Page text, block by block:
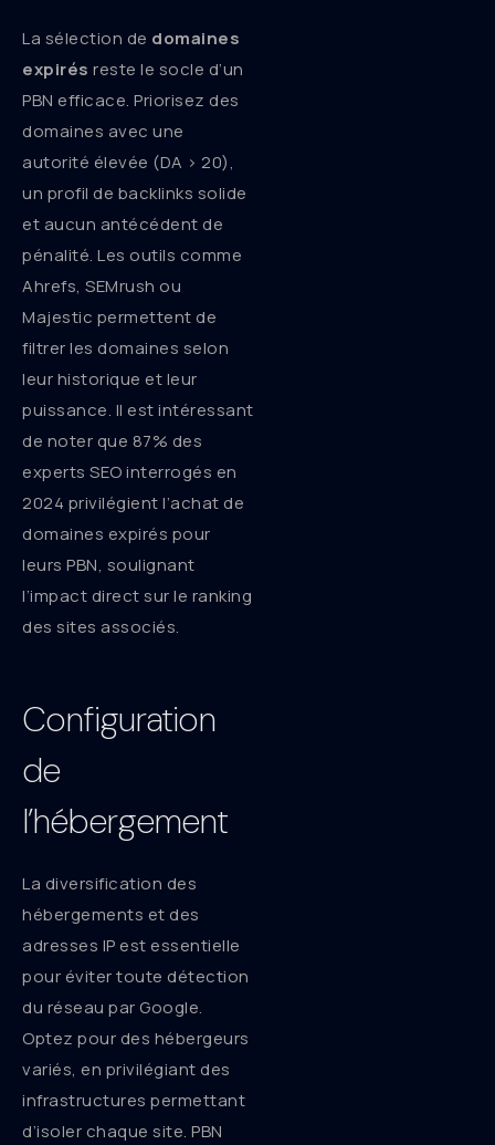
La sélection de domaines
expirés reste le socle d’un
PBN efficace. Priorisez des
domaines avec une
autorité élevée (DA > 20),
un profil de backlinks solide
et aucun antécédent de
pénalité. Les outils comme
Ahrefs, SEMrush ou
Majestic permettent de
filtrer les domaines selon
leur historique et leur
puissance. Il est intéressant
de noter que 87% des
experts SEO interrogés en
2024 privilégient l’achat de
domaines expirés pour
leurs PBN, soulignant
l’impact direct sur le ranking
des sites associés.
Configuration
de
l’hébergement
La diversification des
hébergements et des
adresses IP est essentielle
pour éviter toute détection
du réseau par Google.
Optez pour des hébergeurs
variés, en privilégiant des
infrastructures permettant
d’isoler chaque site. PBN